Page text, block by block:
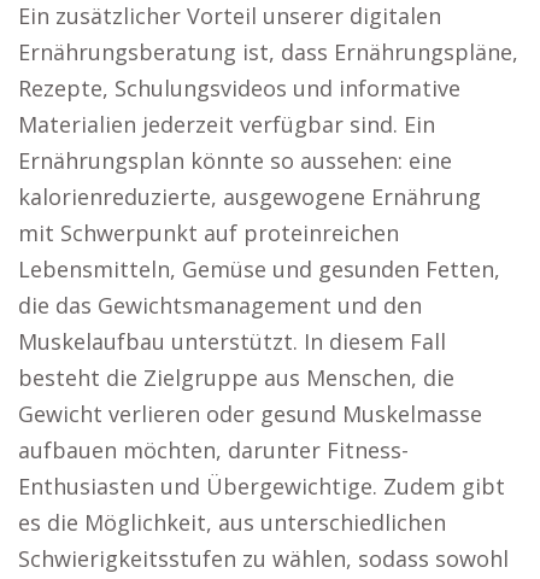
Ein zusätzlicher Vorteil unserer digitalen
Ernährungsberatung ist, dass Ernährungspläne,
Rezepte, Schulungsvideos und informative
Materialien jederzeit verfügbar sind. Ein
Ernährungsplan könnte so aussehen: eine
kalorienreduzierte, ausgewogene Ernährung
mit Schwerpunkt auf proteinreichen
Lebensmitteln, Gemüse und gesunden Fetten,
die das Gewichtsmanagement und den
Muskelaufbau unterstützt. In diesem Fall
besteht die Zielgruppe aus Menschen, die
Gewicht verlieren oder gesund Muskelmasse
aufbauen möchten, darunter Fitness-
Enthusiasten und Übergewichtige. Zudem gibt
es die Möglichkeit, aus unterschiedlichen
Schwierigkeitsstufen zu wählen, sodass sowohl